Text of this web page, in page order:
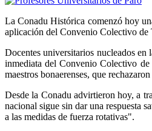
La Conadu Histórica comenzó hoy
aplicación del Convenio Colectivo de
Docentes universitarios nucleados
inmediata del Convenio Colectivo
maestros bonaerenses, que
Desde la Conadu advirtieron hoy, a
nacional sigue sin dar una respuesta
a las medidas de fuerza rotativas".